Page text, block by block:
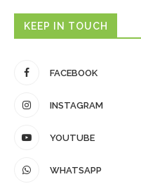
KEEP IN TOUCH
FACEBOOK
INSTAGRAM
YOUTUBE
WHATSAPP